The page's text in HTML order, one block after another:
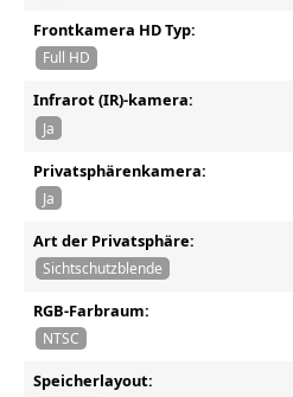
Frontkamera HD Typ:
Full HD
Infrarot (IR)-kamera:
Ja
Privatsphärenkamera:
Ja
Art der Privatsphäre:
Sichtschutzblende
RGB-Farbraum:
NTSC
Speicherlayout: